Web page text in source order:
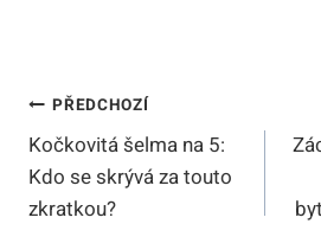
Navigace
Pro
Příspěvek
PŘEDCHOZÍ
Kočkovitá šelma na 5:
Kdo se skrývá za touto
zkratkou?